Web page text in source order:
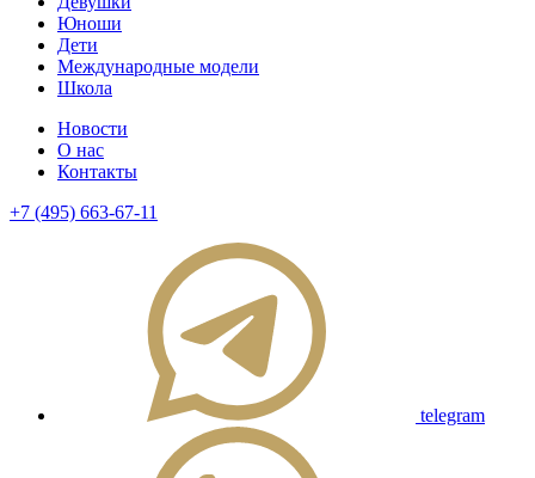
Юноши
Дети
Международные модели
Школа
Новости
О нас
Контакты
+7 (495) 663-67-11
telegram